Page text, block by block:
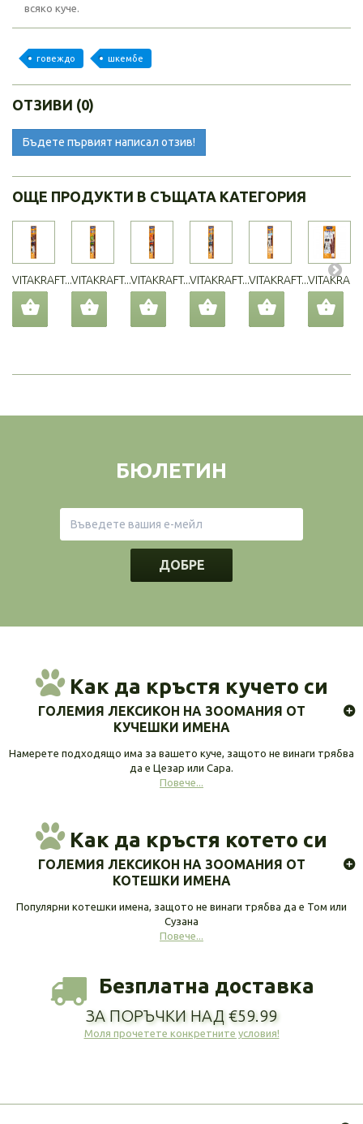
всяко куче.
говеждо шкембе
ОТЗИВИ (0)
Бъдете първият написал отзив!
ОЩЕ ПРОДУКТИ В СЪЩАТА КАТЕГОРИЯ
VITAKRAFT...VITAKRAFT...VITAKRAFT...VITAKRAFT...VITAKRAFT...
БЮЛЕТИН
ДОБРЕ
Как да кръстя кучето си
ГОЛЕМИЯ ЛЕКСИКОН НА ЗООМАНИЯ ОТ
КУЧЕШКИ ИМЕНА
Намерете подходящо има за вашето куче, защото не винаги трябва
да е Цезар или Сара.
Повече...
Как да кръстя котето си
ГОЛЕМИЯ ЛЕКСИКОН НА ЗООМАНИЯ ОТ
КОТЕШКИ ИМЕНА
Популярни котешки имена, защото не винаги трябва да е Том или
Сузана
Повече...
Безплатна доставка
ЗА ПОРЪЧКИ НАД €59.99
Моля прочетете конкретните условия!